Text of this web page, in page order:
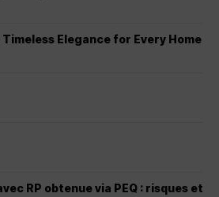
Elegance for Every Home
RP obtenue via PEQ : risques et